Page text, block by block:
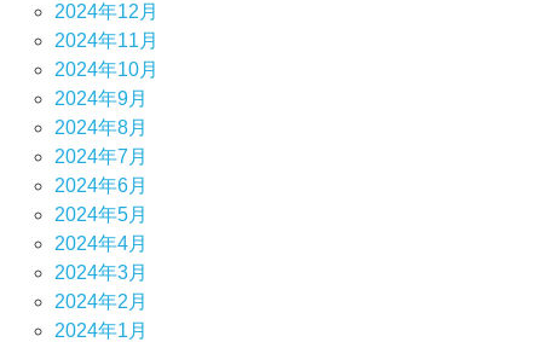
2024年12月
2024年11月
2024年10月
2024年9月
2024年8月
2024年7月
2024年6月
2024年5月
2024年4月
2024年3月
2024年2月
2024年1月